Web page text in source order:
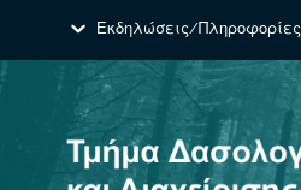
Εκδηλώσεις/Πληροφορίες